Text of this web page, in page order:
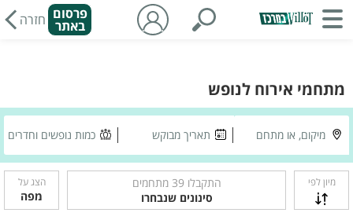
פרסום
באתר חזרה
מתחמי אירוח לנופש
מיקום, או מתחם תאריך מבוקש כמות נופשים וחדרים
מיון לפי התקבלו39 מתחמים
סינונים שנבחרו
הצג על
מפה